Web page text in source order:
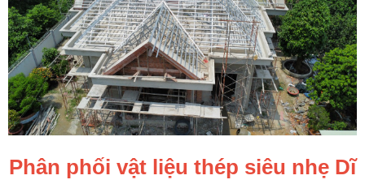
Phân phối vật liệu thép siêu nhẹ Dĩ